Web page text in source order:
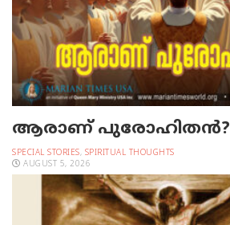
ആരാണ് പുരോഹിതൻ?
SPECIAL STORIES, SPIRITUAL THOUGHTS
AUGUST 5, 2026